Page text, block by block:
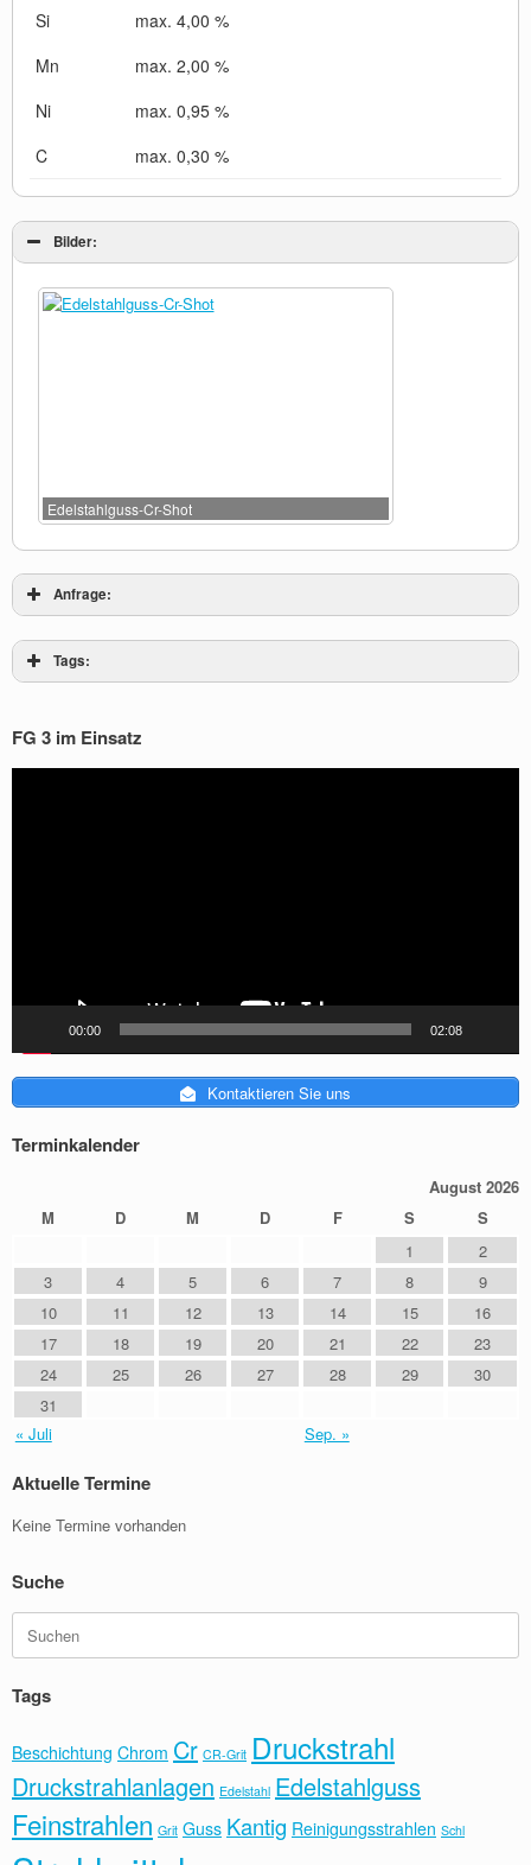
Si
max. 4,00 %
Mn
max. 2,00 %
Ni
max. 0,95 %
C
max. 0,30 %
Bilder:
Edelstahlguss-Cr-Shot
Anfrage:
[do_widget id="text-4"]
[do_widget_area sidebar-header]
[do_widget_area widgets_for_shortcodes]
[do_widget_area wp_inactive_widgets]
[do_widget id="siteorigin-panels-post-content-3"]
Tags:
FG 3 im Einsatz
00:00 02:08
Kontaktieren Sie uns
Terminkalender
August 2026
M
D M D F S
S
1
2
3
4 5 6 7 8
9
10
11 12 13 14 15
16
17
18 19 20 21 22
23
24
25 26 27 28 29
30
31
« Juli
Sep. »
Aktuelle Termine
Keine Termine vorhanden
Suche
nach:
Tags
Beschichtung Chrom Cr CR-Grit Druckstrahl
Druckstrahlanlagen Edelstahl Edelstahlguss
Feinstrahlen Grit Guss Kantig Reinigungsstrahlen Schl